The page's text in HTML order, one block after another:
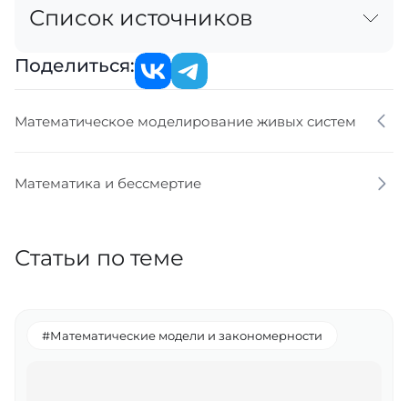
Список источников
Поделиться:
Математическое моделирование живых систем
Математика и бессмертие
Статьи по теме
#Математические модели и закономерности